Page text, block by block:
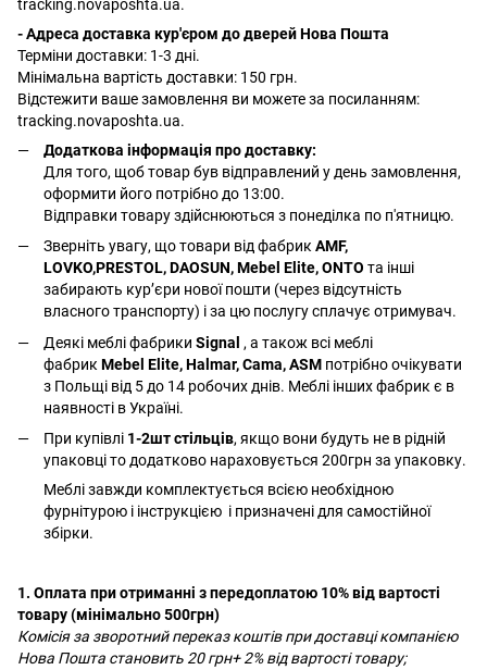
tracking.novaposhta.ua.
- Адреса доставка кур'єром до дверей Нова Пошта
Терміни доставки: 1-3 дні.
Мінімальна вартість доставки: 150 грн.
Відстежити ваше замовлення ви можете за посиланням:
tracking.novaposhta.ua.
Додаткова інформація про доставку:
Для того, щоб товар був відправлений у день замовлення,
оформити його потрібно до 13:00.
Відправки товару здійснюються з понеділка по п'ятницю.
Зверніть увагу, що товари від фабрик AMF,
LOVKO,PRESTOL, DAOSUN, Mebel Elite, ONTO та інші
забирають курʼєри нової пошти (через відсутність
власного транспорту) і за цю послугу сплачує отримувач.
Деякі меблі фабрики Signal , а також всі меблі
фабрик Mebel Elite, Halmar, Cama, ASM потрібно очікувати
з Польщі від 5 до 14 робочих днів. Меблі інших фабрик є в
наявності в Україні.
При купівлі 1-2шт стільців, якщо вони будуть не в рідній
упаковці то додатково нараховується 200грн за упаковку.
Меблі завжди комплектується всією необхідною
фурнітурою і інструкцією і призначені для самостійної
збірки.
1. Оплата при отриманні з передоплатою 10% від вартості
товару (мінімально 500грн)
Комісія за зворотний переказ коштів при доставці компанією
Нова Пошта становить 20 грн+ 2% від вартості товару;